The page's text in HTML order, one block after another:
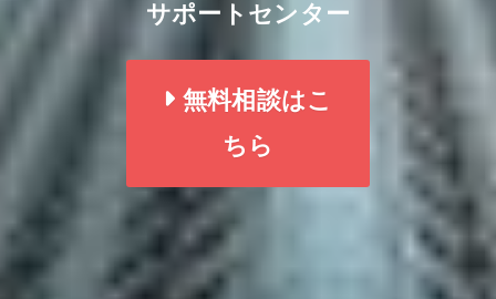
サポートセンター
無料相談はこ
ちら